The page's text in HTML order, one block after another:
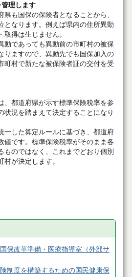
理します
も国保の保険者となることから、
となります。例えば県内の住所異動
取得は生じません。
動であっても異動前の市町村の被保
りますので、異動先でも国保加入の
町村で新たな被保険者証の交付を受
都道府県が示す標準保険税率を参
状況を踏まえて決定することになり
一した算定ルールに基づき、都道府
値です。標準保険税率がそのまま各
ものではなく、これまでどおり個別
が決定します。
保改革準備・医療指導室（外部サ
制度を構築するための国民健康保